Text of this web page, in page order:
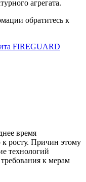
агрегата.
обратитесь к
FIREGUARD
время
росту. Причин этому
технологий
к мерам